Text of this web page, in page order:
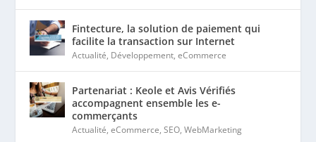
Fintecture, la solution de paiement qui
facilite la transaction sur Internet
Actualité, Développement,eCommerce
Partenariat : Keole et Avis Vérifiés
accompagnent ensemble les e-
commerçants
Actualité,eCommerce,SEO,WebMarketing